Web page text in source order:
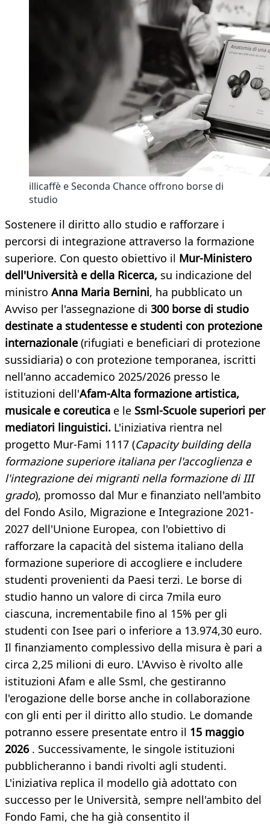
illicaffè e Seconda Chance offrono borse di
studio
Sostenere il diritto allo studio e rafforzare i
percorsi di integrazione attraverso la formazione
superiore. Con questo obiettivo il Mur-Ministero
dell'Università e della Ricerca, su indicazione del
ministro Anna Maria Bernini, ha pubblicato un
Avviso per l'assegnazione di 300 borse di studio
destinate a studentesse e studenti con protezione
internazionale (rifugiati e beneficiari di protezione
sussidiaria) o con protezione temporanea, iscritti
nell'anno accademico 2025/2026 presso le
istituzioni dell'Afam-Alta formazione artistica,
musicale e coreutica e le Ssml-Scuole superiori per
mediatori linguistici. L'iniziativa rientra nel
progetto Mur-Fami 1117 (Capacity building della
formazione superiore italiana per l'accoglienza e
l'integrazione dei migranti nella formazione di III
grado), promosso dal Mur e finanziato nell'ambito
del Fondo Asilo, Migrazione e Integrazione 2021-
2027 dell'Unione Europea, con l'obiettivo di
rafforzare la capacità del sistema italiano della
formazione superiore di accogliere e includere
studenti provenienti da Paesi terzi. Le borse di
studio hanno un valore di circa 7mila euro
ciascuna, incrementabile fino al 15% per gli
studenti con Isee pari o inferiore a 13.974,30 euro.
Il finanziamento complessivo della misura è pari a
circa 2,25 milioni di euro. L'Avviso è rivolto alle
istituzioni Afam e alle Ssml, che gestiranno
l'erogazione delle borse anche in collaborazione
con gli enti per il diritto allo studio. Le domande
potranno essere presentate entro il 15 maggio
2026. Successivamente, le singole istituzioni
pubblicheranno i bandi rivolti agli studenti.
L'iniziativa replica il modello già adottato con
successo per le Università, sempre nell'ambito del
Fondo Fami, che ha già consentito il